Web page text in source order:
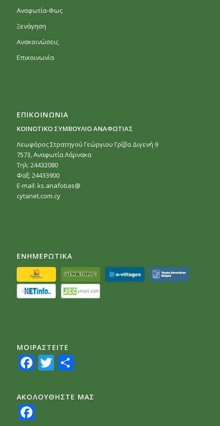
Αναφωτία-Φως
Ξενάγηση
Ανακοινώσεις
Επικοινωνία
ΕΠΙΚΟΙΝΩΝΙΑ
ΚΟΙΝΟΤΙΚΟ ΣΥΜΒΟΥΛΙΟ ΑΝΑΦΩΤΙΑΣ
Λεωφόρος Στρατηγού Γεώργιου Γρίβα Διγενή 9
7573, Αναφωτία Λάρνακα
Τηλ: 24432080
Φαξ: 24433900
E-mail: ks.anafotias@
cytanet.com.cy
ΕΝΗΜΕΡΩΤΙΚΑ
ΜΟΙΡΑΣTEITE
Facebook
Twitter
Share
ΑΚΟΛΟΥΘΗΣΤΕ ΜΑΣ
Facebook